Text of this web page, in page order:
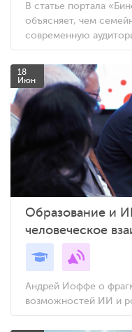
В статье портала
объясняет, чем
современную
18
Июн
Образование и
человеческое
Андрей Иоффе о
возможностей ИИ и